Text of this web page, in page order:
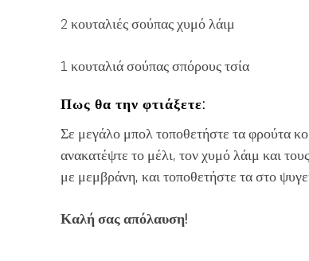
2 κουταλιές σούπας χυμό λάιμ
1 κουταλιά σούπας σπόρους τσία
Πως θα την φτιάξετε:
Σε μεγάλο μπολ τοποθετήστε τα φρούτα
ανακατέψτε το μέλι, τον χυμό λάιμ και
με μεμβράνη, και τοποθετήστε τα στο
Καλή σας απόλαυση!